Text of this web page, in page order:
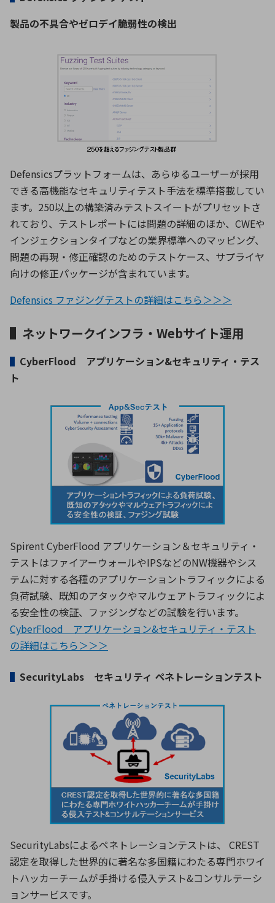
製品の不具合やゼロデイ脆弱性の検出
Defensicsプラットフォームは、あらゆるユーザーが採用
できる高機能なセキュリティテスト手法を標準搭載してい
ます。250以上の構築済みテストスイートがプリセットさ
れており、テストレポートには問題の詳細のほか、CWEや
インジェクションタイプなどの業界標準へのマッピング、
問題の再現・修正確認のためのテストケース、サプライヤ
向けの修正パッケージが含まれています。
Defensics ファジングテストの詳細はこちら＞＞＞
▌ネットワークインフラ・Webサイト運用
▌ CyberFlood アプリケーション&セキュリティ・テス
ト
Spirent CyberFlood アプリケーション＆セキュリティ・
テストはファイアーウォールやIPSなどのNW機器やシス
テムに対する各種のアプリケーショントラフィックによる
負荷試験、既知のアタックやマルウェアトラフィックによ
る安全性の検証、ファジングなどの試験を行います。
CyberFlood アプリケーション&セキュリティ・テスト
の詳細はこちら＞＞＞
▌ SecurityLabs セキュリティ ペネトレーションテスト
SecurityLabsによるペネトレーションテストは、 CREST
認定を取得した世界的に著名な多国籍にわたる専門ホワイ
トハッカーチームが手掛ける侵入テスト&コンサルテーシ
ョンサービスです。